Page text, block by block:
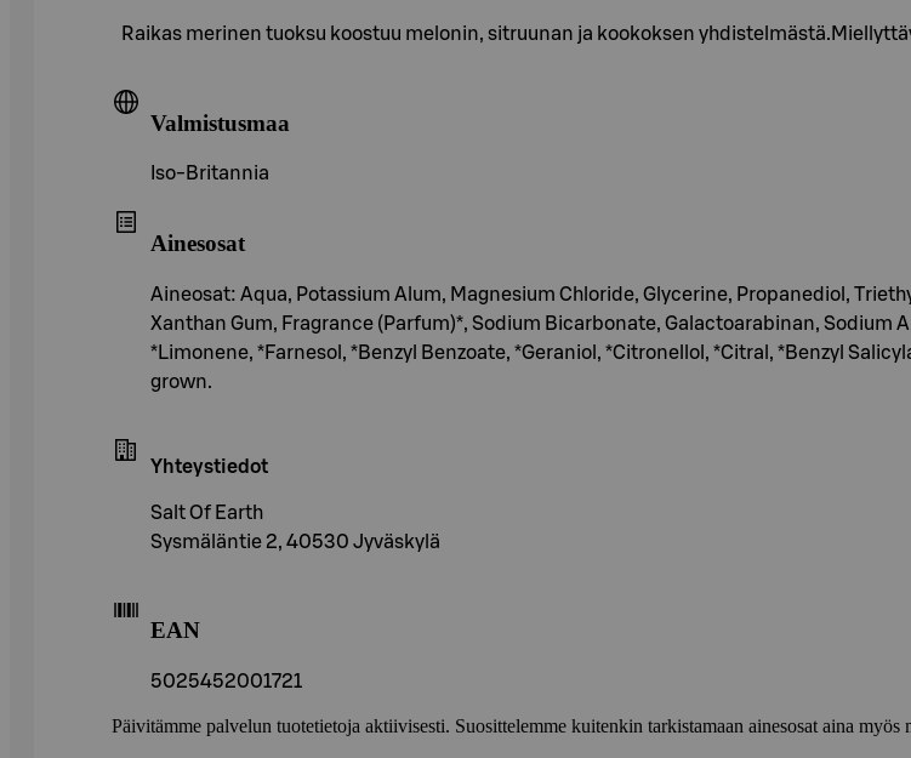
Raikas merinen tuoksu koostuu melonin, sitruunan ja kookoksen
Valmistusmaa
Iso-Britannia
Ainesosat
Aineosat: Aqua, Potassium Alum, Magnesium Chloride, Glycerine, Propanediol,
Xanthan Gum, Fragrance (Parfum)*, Sodium Bicarbonate, Galactoarabinan, Sodium
*Limonene, *Farnesol, *Benzyl Benzoate, *Geraniol, *Citronellol, *Citral, *Benzyl
grown.
Yhteystiedot
Salt Of Earth
Sysmäläntie 2, 40530 Jyväskylä
EAN
5025452001721
Päivitämme palvelun tuotetietoja aktiivisesti. Suosittelemme kuitenkin tarkistamaan ainesosat aina myös